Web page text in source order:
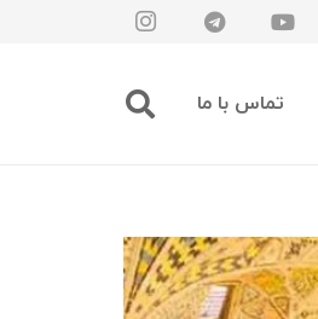
تماس با ما